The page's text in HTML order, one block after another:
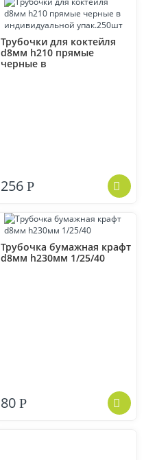
Трубочки для коктейля
d8мм h210 прямые
черные в
256 Р
Трубочка бумажная крафт
d8мм h230мм 1/25/40
80 Р